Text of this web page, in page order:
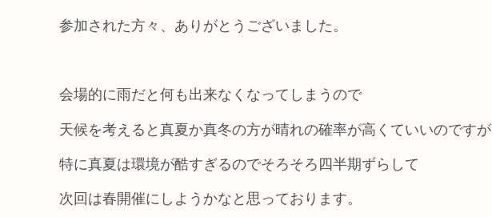
参加された方々、ありがとうございました。
会場的に雨だと何も出来なくなってしまうので
天候を考えると真夏か真冬の方が晴れの確率が高くていいのですが
特に真夏は環境が酷すぎるのでそろそろ四半期ずらして
次回は春開催にしようかなと思っております。